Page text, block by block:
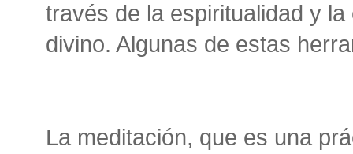
través de la espiritualidad y
divino. Algunas de estas
La meditación, que es una